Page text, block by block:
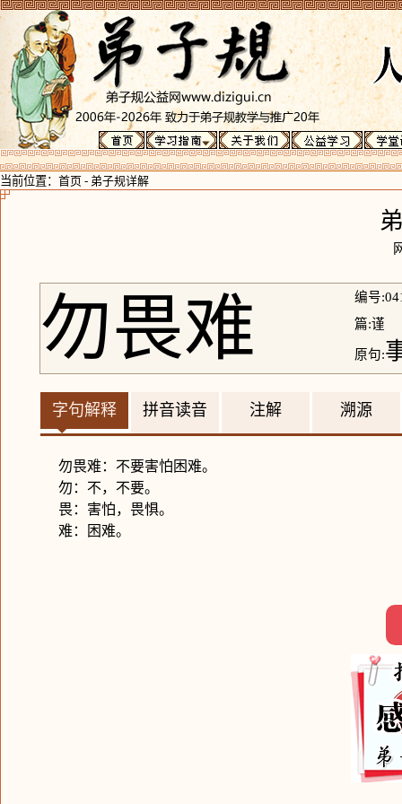
当前位置： 首页 - 弟子规详解
勿畏难
编号
篇:谨
原句:
字句解释 拼音读音 注解 溯源
勿畏难：不要害怕困难。
勿：不，不要。
畏：害怕，畏惧。
难：困难。